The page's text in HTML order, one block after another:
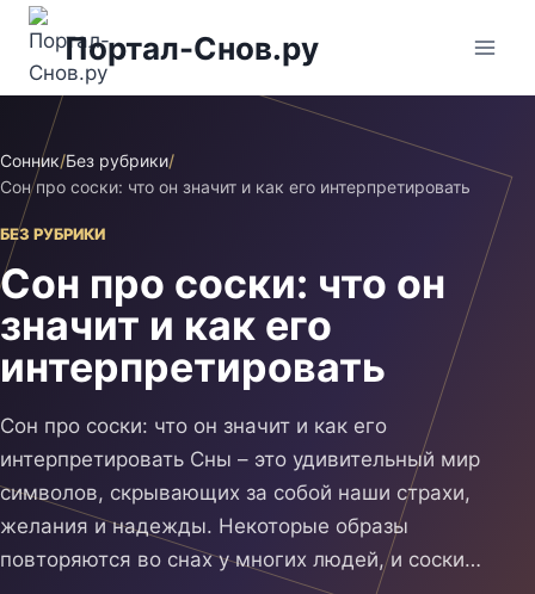
Перейти
содержимому
Портал-Снов.ру
Сонник/Без рубрики/
Сон про соски: что он значит и как его интерпретировать
БЕЗ РУБРИКИ
Сон про соски: что он
значит и как его
интерпретировать
Сон про соски: что он значит и как его
интерпретировать Сны – это удивительный мир
символов, скрывающих за собой наши страхи,
желания и надежды. Некоторые образы
повторяются во снах у многих людей, и соски…